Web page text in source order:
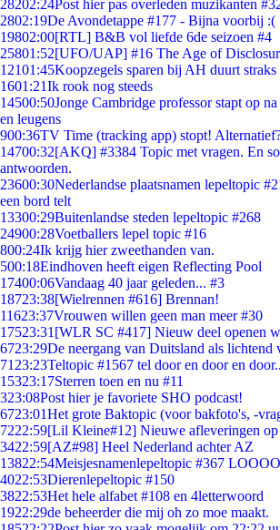
28202:24Post hier pas overleden muzikanten
2802:19De Avondetappe #177 - Bijna voorbij :(
19802:00[RTL] B&B vol liefde 6de seizoen #4
25801:52[UFO/UAP] #16 The Age of
12101:45Koopzegels sparen bij AH duurt
1601:21Ik rook nog steeds
14500:50Jonge Cambridge professor stapt op
en leugens
900:36TV Time (tracking app) stopt!
14700:32[AKQ] #3384 Topic met vragen. En
antwoorden.
23600:30Nederlandse plaatsnamen lepeltopic
een bord telt
13300:29Buitenlandse steden lepeltopic #268
24900:28Voetballers lepel topic #16
800:24Ik krijg hier zweethanden van.
500:18Eindhoven heeft eigen Reflecting Pool
17400:06Vandaag 40 jaar geleden... #3
18723:38[Wielrennen #616] Brennan!
11623:37Vrouwen willen geen man meer #30
17523:31 [WLR SC #417] Nieuw deel openen
6723:29De neergang van Duitsland als lichtend
71 23:23Teltopic #1567 tel door en door en
15323:17Sterren toen en nu #11
323:08Post hier je favoriete SHO podcast!
6723:01Het grote Baktopic (voor bakfoto's, -
7222:59[Lil Kleine#12] Nieuwe afleveringen op
3422:59[AZ#98] Heel Nederland achter AZ
13822:54Meisjesnamenlepeltopic #367
4022:53Dierenlepeltopic #150
3822:53Het hele alfabet #108 en 4letterwoord
1922:29de beheerder die mij oh zo moe maakt.